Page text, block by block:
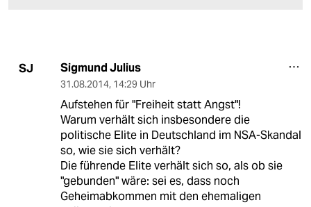
SJ Sigmund Julius
31.08.2014, 14:29 Uhr
Aufstehen für "Freiheit statt Angst"!
Warum verhält sich insbesondere die
politische Elite in Deutschland im NSA-Skandal
so, wie sie sich verhält?
Die führende Elite verhält sich so, als ob sie
"gebunden" wäre: sei es, dass noch
Geheimabkommen mit den ehemaligen